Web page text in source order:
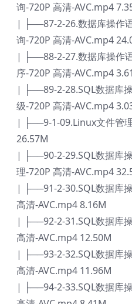
询-720P 高清-AVC.mp4
| ├──87-2-26.数据库操作
询-720P 高清-AVC.mp4
| ├──88-2-27.数据库操作
序-720P 高清-AVC.mp4
| ├──89-2-28.SQL数据库
级-720P 高清-AVC.mp4
| ├──9-1-09.Linux文件管
26.57M
| ├──90-2-29.SQL数据库
理-720P 高清-AVC.mp4
| ├──91-2-30.SQL数据库
高清-AVC.mp4 8.16M
| ├──92-2-31.SQL数据库
高清-AVC.mp4 12.50M
| ├──93-2-32.SQL数据库
高清-AVC.mp4 11.96M
| ├──94-2-33.SQL数据库